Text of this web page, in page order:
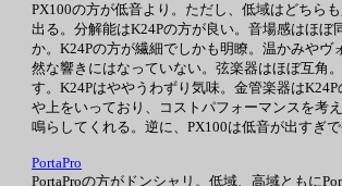
PX100の方が低音より。ただし、低域はどちら
出る。分解能はK24Pの方が良い。音場感はほ
か。K24Pの方が繊細でしかも明瞭。温かみや
然な響きにはなっていない。弦楽器はほぼ互角
す。K24Pはややうわずり気味。金管楽器は
や上をいっており、コストパフォーマンスを考
鳴らしてくれる。逆に、PX100は低音が出すぎ
PortaPro
PortaProの方がドンシャリ。低域、高域ともに